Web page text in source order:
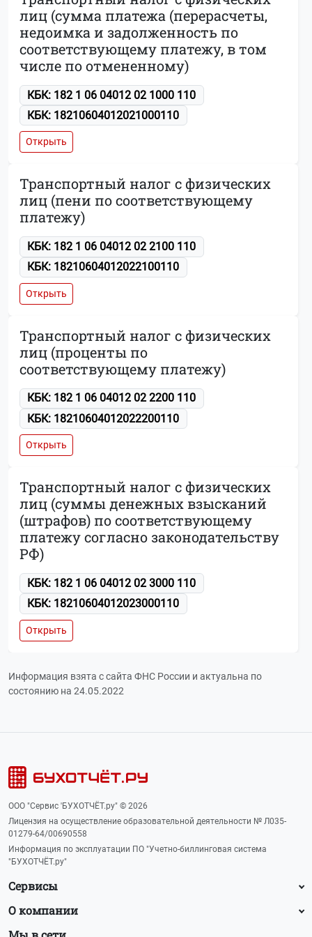
лиц (сумма платежа (перерасчеты,
недоимка и задолженность по
соответствующему платежу, в том
числе по отмененному)
КБК: 182 1 06 04012 02 1000 110
КБК: 18210604012021000110
Открыть
Транспортный налог с физических
лиц (пени по соответствующему
платежу)
КБК: 182 1 06 04012 02 2100 110
КБК: 18210604012022100110
Открыть
Транспортный налог с физических
лиц (проценты по
соответствующему платежу)
КБК: 182 1 06 04012 02 2200 110
КБК: 18210604012022200110
Открыть
Транспортный налог с физических
лиц (суммы денежных взысканий
(штрафов) по соответствующему
платежу согласно законодательству
РФ)
КБК: 182 1 06 04012 02 3000 110
КБК: 18210604012023000110
Открыть
Информация взята с сайта ФНС России и актуальна по
состоянию на 24.05.2022
ООО "Сервис 'БУХОТЧЁТ.ру" © 2026
Лицензия на осуществление образовательной деятельности № Л035-
01279-64/00690558
Информация по эксплуатации ПО "Учетно-биллинговая система
"БУХОТЧЁТ.ру"
Сервисы
О компании